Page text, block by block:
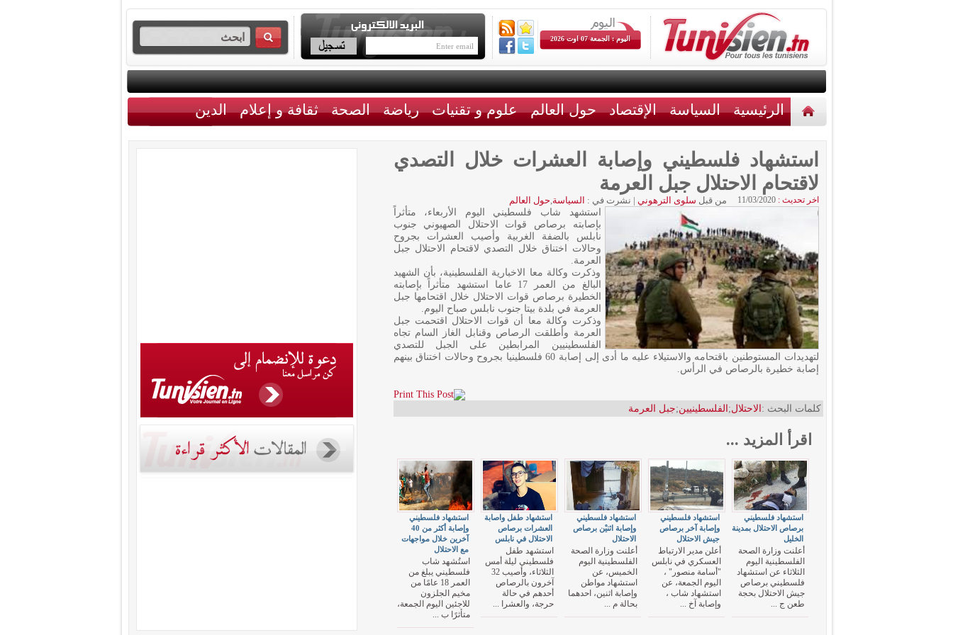
اليوم : الجمعة 07 اوت 2026
الرئيسية السياسة الإقتصاد حول العالم علوم و تقنيات رياضة الصحة ثقافة و إعلام الدين
استشهاد فلسطيني وإصابة العشرات خلال التصدي
لاقتحام الاحتلال جبل العرمة
اخر تحديث : 11/03/2020 من قبل سلوى الترهوني | نشرت في : السياسة,حول العالم
استشهد شاب فلسطيني اليوم الأربعاء، متأثراً
بإصابته برصاص قوات الاحتلال الصهيوني جنوب
نابلس بالضفة الغربية وأصيب العشرات بجروح
وحالات اختناق خلال التصدي لاقتحام الاحتلال جبل
العرمة.
وذكرت وكالة معا الاخبارية الفلسطينية، بأن الشهيد
البالغ من العمر 17 عاما استشهد متأثراً بإصابته
الخطيرة برصاص قوات الاحتلال خلال اقتحامها جبل
العرمة في بلدة بيتا جنوب نابلس صباح اليوم.
وذكرت وكالة معا أن قوات الاحتلال اقتحمت جبل
العرمة وأطلقت الرصاص وقنابل الغاز السام تجاه
الفلسطينيين المرابطين على الجبل للتصدي
لتهديدات المستوطنين باقتحامه والاستيلاء عليه ما أدى إلى إصابة 60 فلسطينيا بجروح وحالات اختناق بينهم
إصابة خطيرة بالرصاص في الرأس.
كلمات البحث : الاحتلال; الفلسطينيين;جبل العرمة
اقرأ المزيد ...
استشهاد فلسطيني
وإصابة أكثر من 40
آخرين خلال مواجهات
مع الاحتلال
استُشهد شاب
فلسطيني يبلغ من
العمر 18 عامًا من
مخيم الجلزون
للاجئين اليوم الجمعة،
متأثرًا ب ...
استشهاد طفل واصابة
العشرات برصاص
الاحتلال في نابلس
استشهد طفل
فلسطيني ليلة أمس
الثلاثاء، وأصيب 32
آخرون بالرصاص
أحدهم في حالة
حرجة، والعشرا ...
استشهاد فلسطيني
وإصابة اثنيْن برصاص
الاحتلال
أعلنت وزارة الصحة
الفلسطينية اليوم
الخميس، عن
استشهاد مواطن
وإصابة اثنين، احدهما
بحالة م ...
استشهاد فلسطيني
وإصابة آخر برصاص
جيش الاحتلال
أعلن مدير الارتباط
العسكري في نابلس
"أسامة منصور" ،
اليوم الجمعة، عن
استشهاد شاب ،
وإصابة آخ ...
استشهاد فلسطيني
برصاص الاحتلال بمدينة
الخليل
أعلنت وزارة الصحة
الفلسطينية اليوم
الثلاثاء عن استشهاد
فلسطيني برصاص
جيش الاحتلال بحجة
طعن ج ...